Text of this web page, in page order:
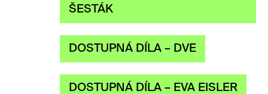
ŠESTÁK
DOSTUPNÁ DÍLA – DVE
DOSTUPNÁ DÍLA – EVA EISLER